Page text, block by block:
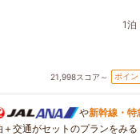
1泊
21,998スコア～ ポイン
や新幹線・特
＋交通がセットのプランをみる